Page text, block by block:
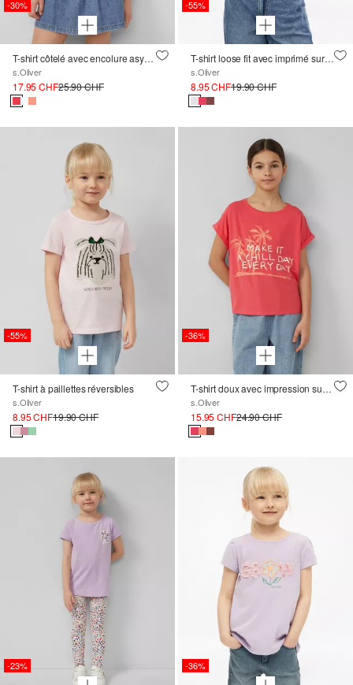
-30%
T-shirt côtelé avec encolure asymétrique et perles décoratives
s.Oliver
17.95 CHF25.90 CHF
-55%
T-shirt loose fit avec imprimé sur le devant
s.Oliver
8.95 CHF19.90 CHF
-55%
T-shirt à paillettes réversibles
s.Oliver
8.95 CHF19.90 CHF
-36%
T-shirt doux avec impression sur le devant
s.Oliver
15.95 CHF24.90 CHF
-23% -36%